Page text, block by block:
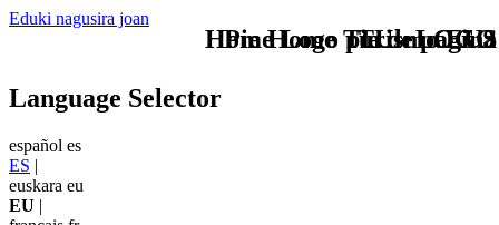
Eduki nagusira joan
TU - LOGO
Language Selector
español es
ES |
euskara eu
EU |
Home Logo pie de página
Pie Home Turismo EUS